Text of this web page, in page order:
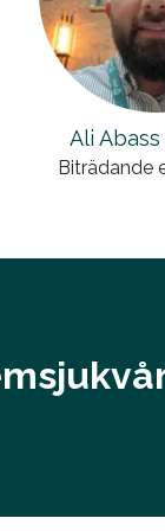
Ali Abass
Biträdande